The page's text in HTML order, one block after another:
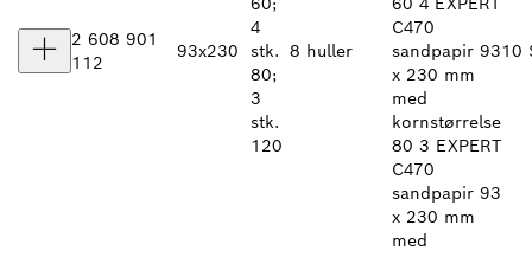
2 608 901
112
93x230
4
stk.
80;
3
stk.
120
8 huller
C470
sandpapir 93
x 230 mm
med
kornstørrelse
80 3 EXPERT
C470
sandpapir 93
x 230 mm
med
10